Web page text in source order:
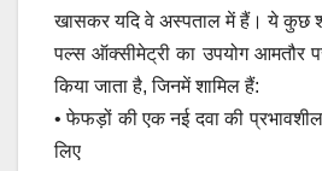
खासकर यदि वे अस्पताल में हैं। ये कुछ
पल्स ऑक्सीमेट्री का उपयोग आमतौर
किया जाता है, जिनमें शामिल हैं:
• फेफड़ों की एक नई दवा की
लिए